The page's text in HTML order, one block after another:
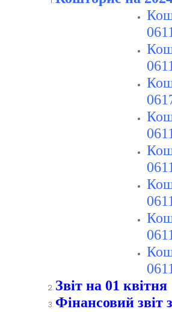
Звіт на 01 квітня
Фінансовий звіт